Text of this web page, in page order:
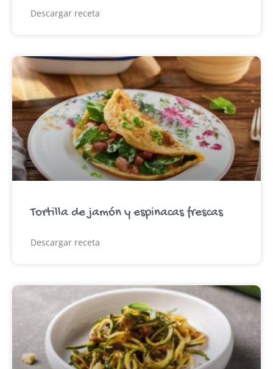
Descargar receta
Tortilla de jamón y espinacas frescas
Descargar receta